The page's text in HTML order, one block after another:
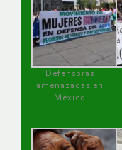
Defensoras
amenazadas en
México